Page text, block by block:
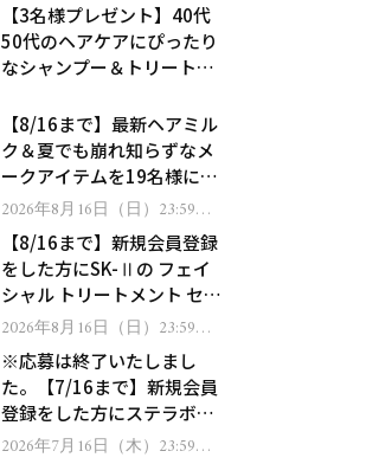
【3名様プレゼント】40代
50代のヘアケアにぴったり
なシャンプー＆トリートメ
処！
【8/16まで】最新ヘアミル
ク＆夏でも崩れ知らずなメ
ークアイテムを19名様にプ
レゼント！
2026年8月16日（日）23:59ま
で【8/16まで】新規会員登録
をした方にSK-Ⅱの フェイ
シャル トリートメント セラ
ムをプレゼント！
2026年8月16日（日）23:59ま
※応募は終了いたしまし
た。【7/16まで】新規会員
登録をした方にステラボー
テのシャインリバース ヘア
2026年7月16日（木）23:59ま